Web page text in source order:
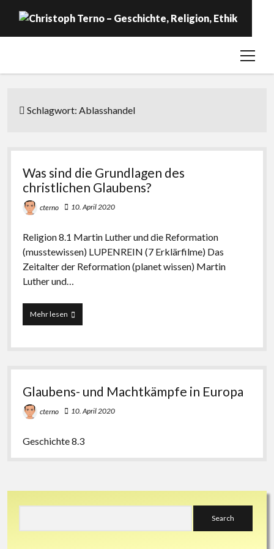
open
Religion
Über …
Schlagwort:Ablasshandel
Was sind die Grundlagen des
christlichen Glaubens?
cterno 10. April 2020
Religion 8.1 Martin Luther und die Reformation
(musstewissen) LUPENREIN (7 Erklärfilme) Das
Zeitalter der Reformation (planet wissen) Martin
Luther und…
Mehr lesenWas
sind
Grundlagen
christlichen
Glaubens- und Machtkämpfe in Europa
cterno 10. April 2020
Geschichte 8.3
Sidebar